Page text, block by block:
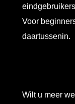
Wilt u meer
Voor
daartussenin.